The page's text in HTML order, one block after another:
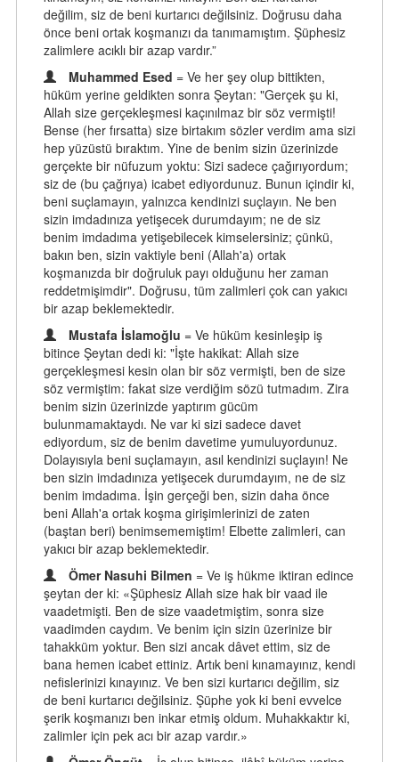
değilim, siz de beni kurtarıcı değilsiniz. Doğrusu daha
önce beni ortak koşmanızı da tanımamıştım. Şüphesiz
zalimlere acıklı bir azap vardır.”
Muhammed Esed = Ve her şey olup bittikten,
hüküm yerine geldikten sonra Şeytan: "Gerçek şu ki,
Allah size gerçekleşmesi kaçınılmaz bir söz vermişti!
Bense (her fırsatta) size birtakım sözler verdim ama sizi
hep yüzüstü bıraktım. Yine de benim sizin üzerinizde
gerçekte bir nüfuzum yoktu: Sizi sadece çağırıyordum;
siz de (bu çağrıya) icabet ediyordunuz. Bunun içindir ki,
beni suçlamayın, yalnızca kendinizi suçlayın. Ne ben
sizin imdadınıza yetişecek durumdayım; ne de siz
benim imdadıma yetişebilecek kimselersiniz; çünkü,
bakın ben, sizin vaktiyle beni (Allah'a) ortak
koşmanızda bir doğruluk payı olduğunu her zaman
reddetmişimdir". Doğrusu, tüm zalimleri çok can yakıcı
bir azap beklemektedir.
Mustafa İslamoğlu = Ve hüküm kesinleşip iş
bitince Şeytan dedi ki: "İşte hakikat: Allah size
gerçekleşmesi kesin olan bir söz vermişti, ben de size
söz vermiştim: fakat size verdiğim sözü tutmadım. Zira
benim sizin üzerinizde yaptırım gücüm
bulunmamaktaydı. Ne var ki sizi sadece davet
ediyordum, siz de benim davetime yumuluyordunuz.
Dolayısıyla beni suçlamayın, asıl kendinizi suçlayın! Ne
ben sizin imdadınıza yetişecek durumdayım, ne de siz
benim imdadıma. İşin gerçeği ben, sizin daha önce
beni Allah'a ortak koşma girişimlerinizi de zaten
(baştan beri) benimsememiştim! Elbette zalimleri, can
yakıcı bir azap beklemektedir.
Ömer Nasuhi Bilmen = Ve iş hükme iktiran edince
şeytan der ki: «Şüphesiz Allah size hak bir vaad ile
vaadetmişti. Ben de size vaadetmiştim, sonra size
vaadimden caydım. Ve benim için sizin üzerinize bir
tahakküm yoktur. Ben sizi ancak dâvet ettim, siz de
bana hemen icabet ettiniz. Artık beni kınamayınız, kendi
nefislerinizi kınayınız. Ve ben sizi kurtarıcı değilim, siz
de beni kurtarıcı değilsiniz. Şüphe yok ki beni evvelce
şerik koşmanızı ben inkar etmiş oldum. Muhakkaktır ki,
zalimler için pek acı bir azap vardır.»